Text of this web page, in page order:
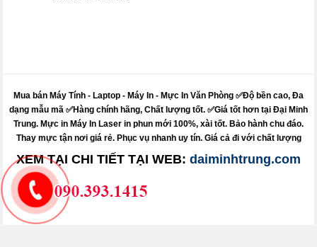
Mua bán Máy Tính - Laptop - Máy In - Mực In Văn Phòng ✅Độ bền cao, Đa
dạng mẫu mã ✅Hàng chính hãng, Chất lượng tốt. ✅Giá tốt hơn tại Đại Minh
Trung. Mực in Máy In Laser in phun mới 100%, xài tốt. Bảo hành chu đáo.
Thay mựctận nơi giá rẻ. Phục vụ nhanh uy tín. Giá cả đi với chất lượng
XEM TẠI CHI TIẾT TẠI WEB: daiminhtrung.com
Sửa máy tính pci - sửa máy in pci - nạp mực in pci